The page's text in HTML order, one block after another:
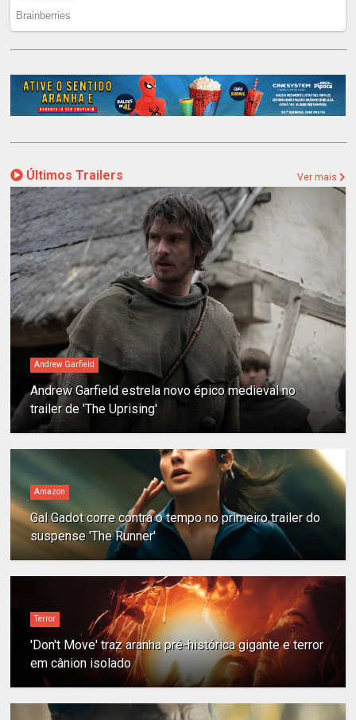
Últimos Trailers Ver mais
Andrew Garfield
Andrew Garfield estrela novo épico medieval no
trailer de 'The Uprising'
Amazon
Gal Gadot corre contra o tempo no primeiro trailer do
suspense 'The Runner'
Terror
'Don't Move' traz aranha pré-histórica gigante e terror
em cânion isolado